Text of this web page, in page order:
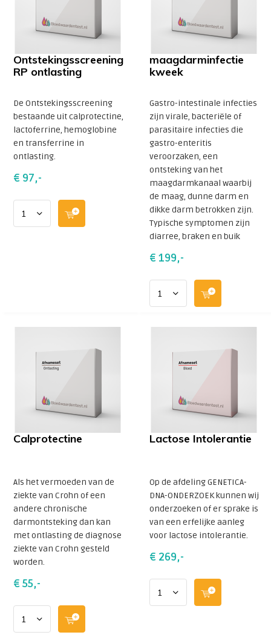
Ontstekingsscreening
RP ontlasting
De Ontstekingsscreening
bestaande uit calprotectine,
lactoferrine, hemoglobine
en transferrine in
ontlasting.
€ 97,-
maagdarminfectie
kweek
Gastro-intestinale infecties
zijn virale, bacteriële of
parasitaire infecties die
gastro-enteritis
veroorzaken, een
ontsteking van het
maagdarmkanaal waarbij
de maag, dunne darm en
dikke darm betrokken zijn.
Typische symptomen zijn
diarree, braken en buik
€ 199,-
Calprotectine
Als het vermoeden van de
ziekte van Crohn of een
andere chronische
darmontsteking dan kan
met ontlasting de diagnose
ziekte van Crohn gesteld
worden.
€ 55,-
Lactose Intolerantie
Op de afdeling GENETICA-
DNA-ONDERZOEK kunnen wij
onderzoeken of er sprake is
van een erfelijke aanleg
voor lactose intolerantie.
€ 269,-